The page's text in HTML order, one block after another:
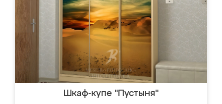
Шкаф-купе "Пустыня"